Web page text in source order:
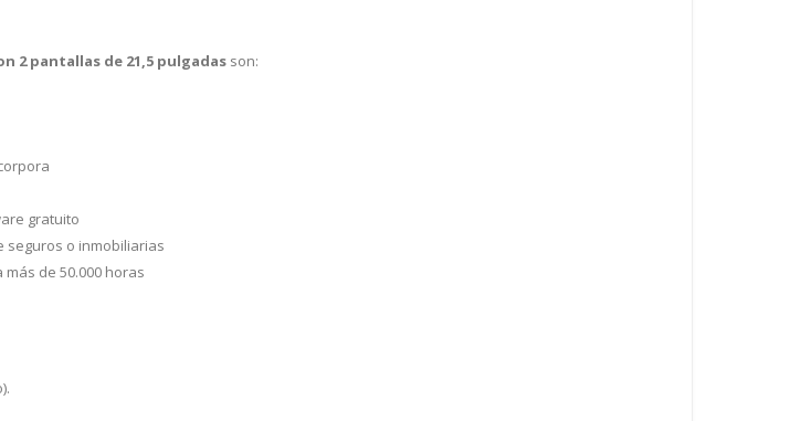
2 pantallas de 21,5 pulgadas son:
gratuito
seguros o inmobiliarias
de 50.000 horas